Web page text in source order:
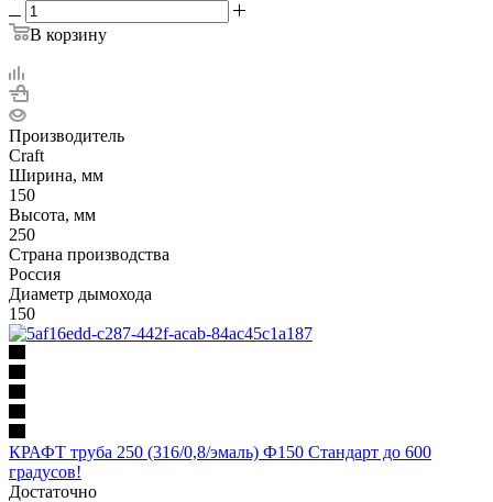
В корзину
Производитель
Craft
Ширина, мм
150
Высота, мм
250
Страна производства
Россия
Диаметр дымохода
150
КРАФТ труба 250 (316/0,8/эмаль) Ф150 Стандарт до 600
градусов!
Достаточно